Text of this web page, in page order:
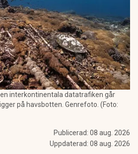
interkontinentala datatrafiken går
på havsbotten. Genrefoto. (Foto:
Publicerad: 08 aug. 2026
Uppdaterad: 08 aug. 2026